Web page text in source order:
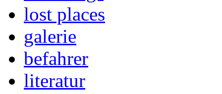
lost places
galerie
befahrer
literatur